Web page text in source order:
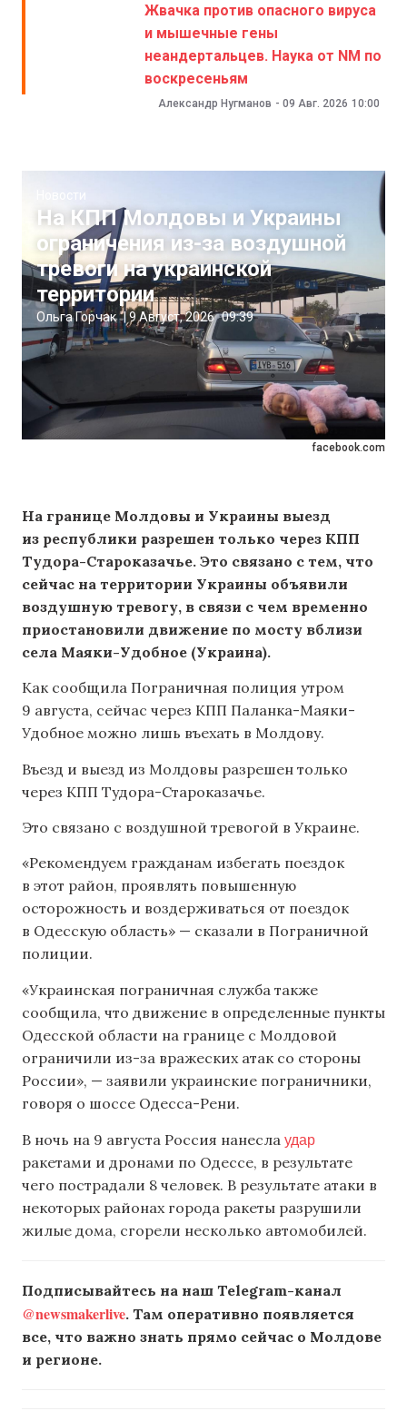
Жвачка против опасного вируса
и мышечные гены
неандертальцев. Наука от NM по
воскресеньям
Александр Нугманов - 09 Авг. 2026 10:00
facebook.com
Новости
На КПП Молдовы и Украины
ограничения из-за воздушной
тревоги на украинской
территории
Ольга Горчак |9 Август, 2026 09:39
На границе Молдовы и Украины выезд
из республики разрешен только через КПП
Тудора-Староказачье. Это связано с тем, что
сейчас на территории Украины объявили
воздушную тревогу, в связи с чем временно
приостановили движение по мосту вблизи
села Маяки-Удобное (Украина).
Как сообщила Пограничная полиция утром
9 августа, сейчас через КПП Паланка-Маяки-
Удобное можно лишь въехать в Молдову.
Въезд и выезд из Молдовы разрешен только
через КПП Тудора-Староказачье.
Это связано с воздушной тревогой в Украине.
«Рекомендуем гражданам избегать поездок
в этот район, проявлять повышенную
осторожность и воздерживаться от поездок
в Одесскую область» — сказали в Пограничной
полиции.
«Украинская пограничная служба также
сообщила, что движение в определенные пункты
Одесской области на границе с Молдовой
ограничили из-за вражеских атак со стороны
России», — заявили украинские пограничники,
говоря о шоссе Одесса-Рени.
В ночь на 9 августа Россия нанесла удар
ракетами и дронами по Одессе, в результате
чего пострадали 8 человек. В результате атаки в
некоторых районах города ракеты разрушили
жилые дома, сгорели несколько автомобилей.
Подписывайтесь на наш Telegram-канал
@newsmakerlive. Там оперативно появляется
все, что важно знать прямо сейчас о Молдове
и регионе.